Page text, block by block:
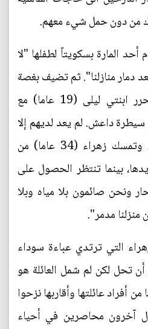
من دون حمل شيء معهم.
المارة بسكويتاً لطفلها "لا
دمار منازلنا". ثم تضيف بغصة
"أحتفل بالعيد عندما تتحرر ابنتي ليلى (19 عاما) مع
سيطرة داعش. لم يعد لديهم إلا
العشب والتراب يأكلونه". وتمسك زهراء (34 عاما) من
بينما تنتظر الحصول على
ونحن صائمون بلا مياه وبلا
منزلنا مدمر".
التي ترتدي عباءة سوداء
تحل لكن لم شمل العائلة هو
عائلتها وأقاربها نزحوا
آخرون محاصرين في أحياء